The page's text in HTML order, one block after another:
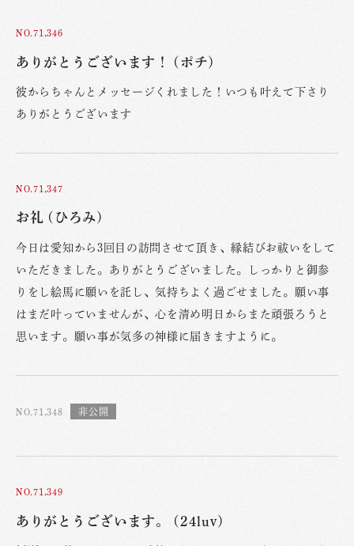
NO.71,346
ありがとうございます！ (ポチ)
彼からちゃんとメッセージくれました！いつも叶えて下さり
ありがとうございます
NO.71,347
お礼 (ひろみ)
今日は愛知から3回目の訪問させて頂き、縁結びお祓いをして
いただきました。ありがとうございました。しっかりと御参
りをし絵馬に願いを託し、気持ちよく過ごせました。願い事
はまだ叶っていませんが、心を清め明日からまた頑張ろうと
思います。願い事が気多の神様に届きますように。
NO.71,348
NO.71,349
ありがとうございます。 (24luv)